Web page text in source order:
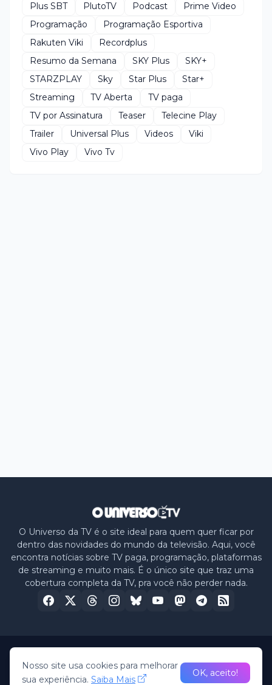
Plus SBT
PlutoTV Podcast
Prime Video
Programação
Programação Esportiva
Rakuten Viki
Recordplus
Resumo da Semana
SKY Plus
SKY+
STARZPLAY
Sky Star Plus
Star+
Streaming
TV Aberta
TV paga
TV por Assinatura
Teaser
Telecine Play
Trailer
Universal Plus Videos
Viki
Vivo Play
Vivo Tv
O Universo da TV é o site ideal para quem quer ficar por
dentro das novidades do mundo da televisão. Aqui, você
encontra notícias sobre TV paga, programação, plataformas
de streaming e muito mais. É o único site que traz uma
cobertura completa da TV, pra você não perder nada.
HomeSobre nósPolítica de PrivacidadeContato
Nosso site usa cookies para melhorar
sua experiência. Saiba Mais
OK, aceito!